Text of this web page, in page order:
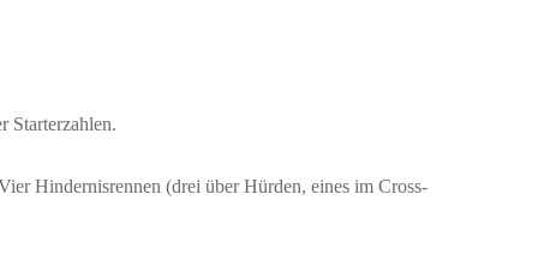
Starterzahlen.
Hindernisrennen (drei über Hürden, eines im Cross-